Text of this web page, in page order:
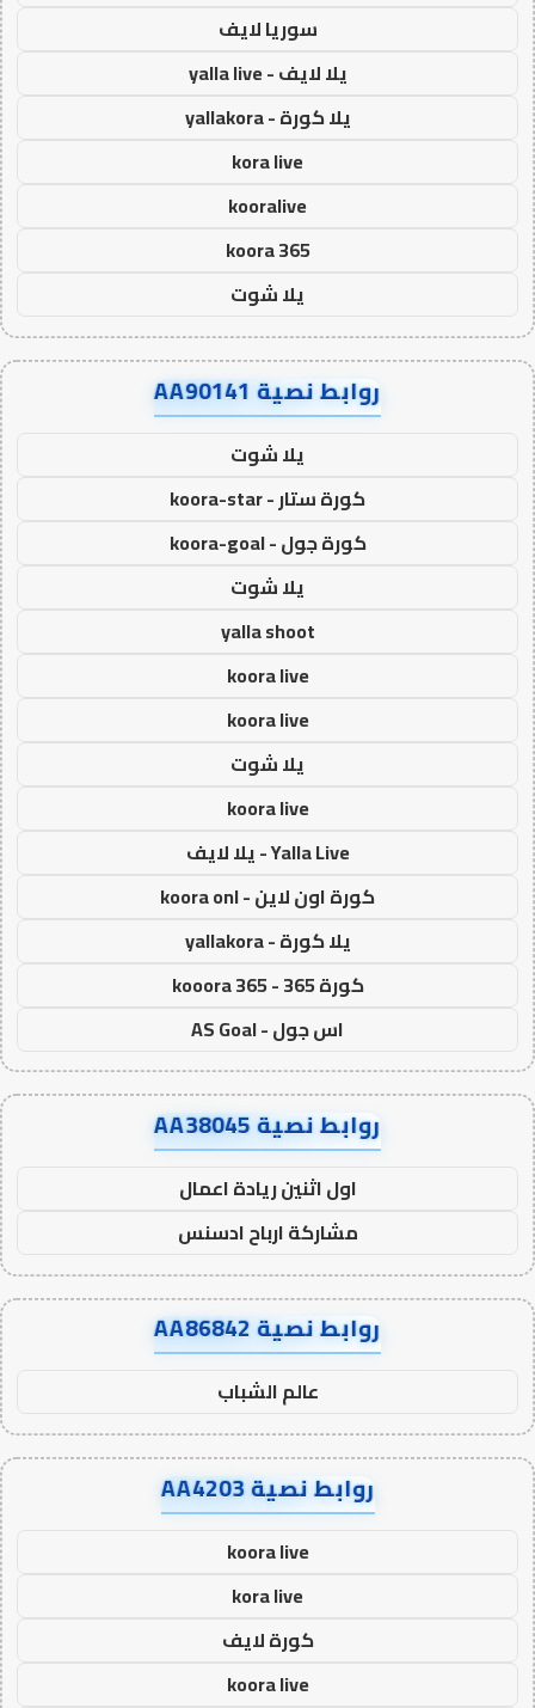
سوريا لايف
يلا لايف - yalla live
يلا كورة - yallakora
kora live
kooralive
koora 365
يلا شوت
روابط نصية AA90141
يلا شوت
كورة ستار - koora-star
كورة جول - koora-goal
يلا شوت
yalla shoot
koora live
koora live
يلا شوت
koora live
Yalla Live - يلا لايف
كورة اون لاين - koora onl
يلا كورة - yallakora
كورة 365 - kooora 365
اس جول - AS Goal
روابط نصية AA38045
اول اثنين ريادة اعمال
مشاركة ارباح ادسنس
روابط نصية AA86842
عالم الشباب
روابط نصية AA4203
koora live
kora live
كورة لايف
koora live